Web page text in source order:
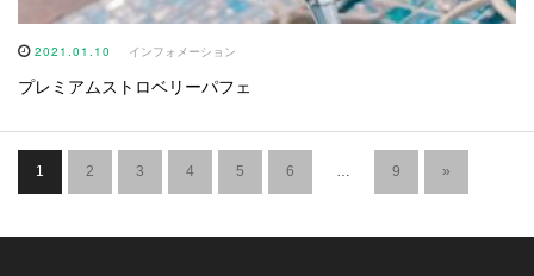
2021.01.10 インフォメーション
プレミアムストロベリーパフェ
1 2 3 4 5 6 … 9 »